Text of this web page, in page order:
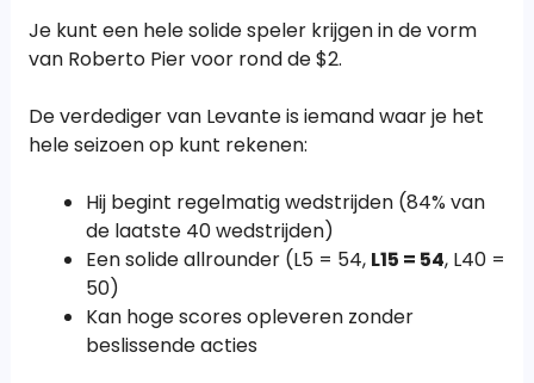
Je kunt een hele solide speler krijgen in de vorm
van Roberto Pier voor rond de $2.
De verdediger van Levante is iemand waar je het
hele seizoen op kunt rekenen:
Hij begint regelmatig wedstrijden (84% van
de laatste 40 wedstrijden)
Een solide allrounder (L5 = 54, L15 = 54, L40 =
50)
Kan hoge scores opleveren zonder
beslissende acties